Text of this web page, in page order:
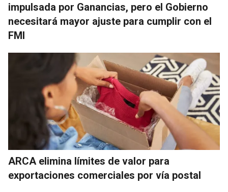
impulsada por Ganancias, pero el Gobierno
necesitará mayor ajuste para cumplir con el
FMI
ARCA elimina límites de valor para
exportaciones comerciales por vía postal